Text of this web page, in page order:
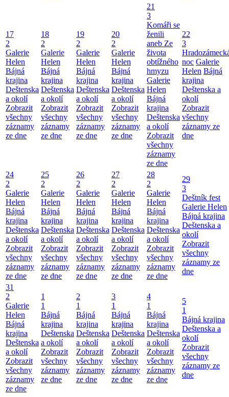
17
2
Galerie
Helen
Bájná
krajina
Deštenska
a okolí
Zobrazit
všechny
záznamy
ze dne
18
2
Galerie
Helen
Bájná
krajina
Deštenska
a okolí
Zobrazit
všechny
záznamy
ze dne
19
2
Galerie
Helen
Bájná
krajina
Deštenska
a okolí
Zobrazit
všechny
záznamy
ze dne
20
2
Galerie
Helen
Bájná
krajina
Deštenska
a okolí
Zobrazit
všechny
záznamy
ze dne
21
3
Komáři se
ženili
aneb Ze
života
obtížného
hmyzu
Galerie
Helen
Bájná
krajina
Deštenska
a okolí
Zobrazit
všechny
záznamy
ze dne
22
3
noc Galerie
Helen Bájná
krajina
Deštenska a
okolí
Zobrazit
všechny
záznamy ze
dne
24
2
Galerie
Helen
Bájná
krajina
Deštenska
a okolí
Zobrazit
všechny
záznamy
ze dne
25
2
Galerie
Helen
Bájná
krajina
Deštenska
a okolí
Zobrazit
všechny
záznamy
ze dne
26
2
Galerie
Helen
Bájná
krajina
Deštenska
a okolí
Zobrazit
všechny
záznamy
ze dne
27
2
Galerie
Helen
Bájná
krajina
Deštenska
a okolí
Zobrazit
všechny
záznamy
ze dne
28
2
Galerie
Helen
Bájná
krajina
Deštenska
a okolí
Zobrazit
všechny
záznamy
ze dne
29
3
Deštník fest
Galerie Helen
Bájná krajina
Deštenska a
okolí
Zobrazit
všechny
záznamy ze
dne
31
2
Galerie
Helen
Bájná
krajina
Deštenska
a okolí
Zobrazit
všechny
záznamy
ze dne
1
1
Bájná
krajina
Deštenska
a okolí
Zobrazit
všechny
záznamy
ze dne
2
1
Bájná
krajina
Deštenska
a okolí
Zobrazit
všechny
záznamy
ze dne
3
1
Bájná
krajina
Deštenska
a okolí
Zobrazit
všechny
záznamy
ze dne
4
1
Bájná
krajina
Deštenska
a okolí
Zobrazit
všechny
záznamy
ze dne
5
1
Bájná krajina
Deštenska a
okolí
Zobrazit
všechny
záznamy ze
dne